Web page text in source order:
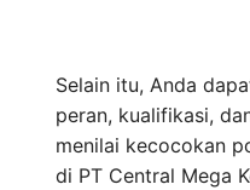
Selain itu, Anda
peran, kualifikasi,
menilai kecocokan
di PT Central Mega